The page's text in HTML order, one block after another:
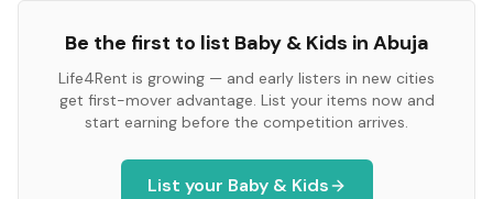
Be the first to list Baby & Kids in Abuja
Life4Rent is growing — and early listers in new cities
get first-mover advantage. List your items now and
start earning before the competition arrives.
List your Baby & Kids